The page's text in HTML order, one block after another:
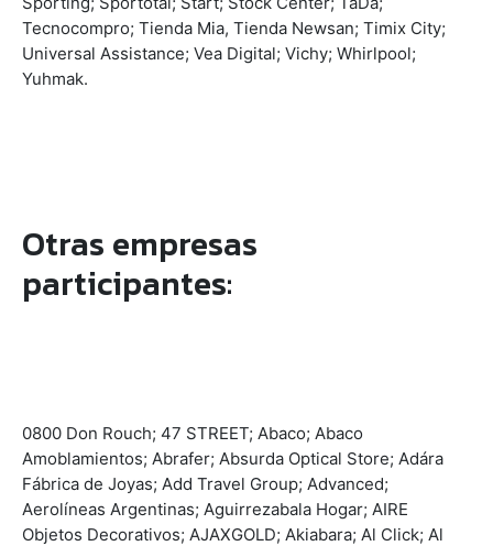
Tecnocompro; Tienda Mia, Tienda Newsan; Timix City;
Universal Assistance; Vea Digital; Vichy; Whirlpool;
Yuhmak.
Otras empresas
participantes:
0800 Don Rouch; 47 STREET; Abaco; Abaco
Amoblamientos; Abrafer; Absurda Optical Store; Adára
Fábrica de Joyas; Add Travel Group; Advanced;
Aerolíneas Argentinas; Aguirrezabala Hogar; AIRE
Objetos Decorativos; AJAXGOLD; Akiabara; Al Click; Al